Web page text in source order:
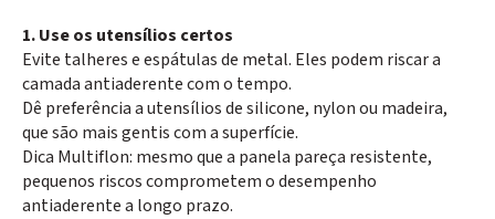
1. Use os utensílios certos
Evite talheres e espátulas de metal. Eles podem riscar a
camada antiaderente com o tempo.
Dê preferência a utensílios de silicone, nylon ou madeira,
que são mais gentis com a superfície.
Dica Multiflon: mesmo que a panela pareça resistente,
pequenos riscos comprometem o desempenho
antiaderente a longo prazo.